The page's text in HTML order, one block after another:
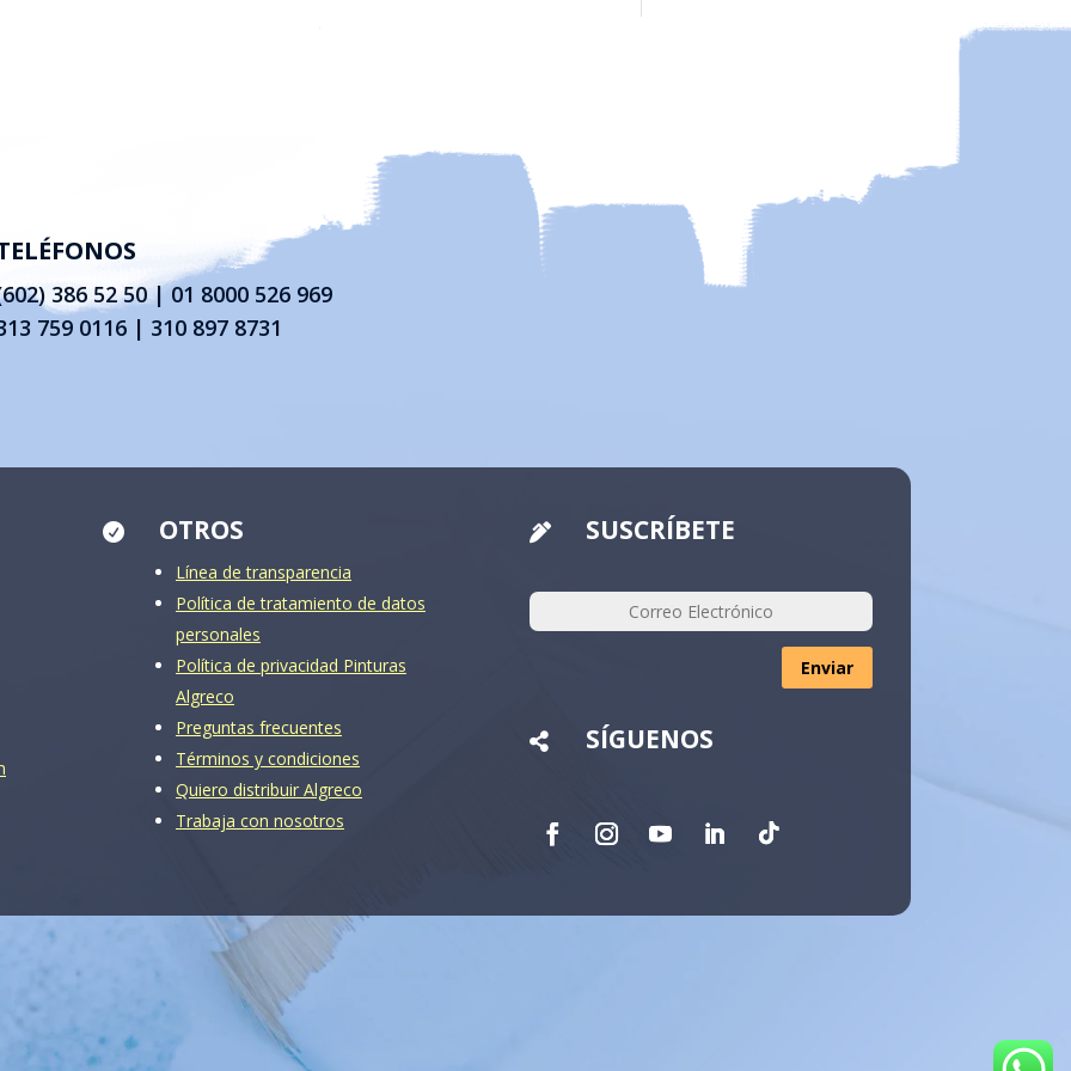
386 52 50|01 8000 526 969
759 0116 | 310 897 8731
 OTROS
Línea de transparencia
Política de tratamiento de datos
personales
Política de privacidad Pinturas
Algreco
Preguntas frecuentes
Términos y condiciones
Quiero distribuir Algreco
Trabaja con nosotros
 SUSCRÍBETE
Enviar
 SÍGUENOS